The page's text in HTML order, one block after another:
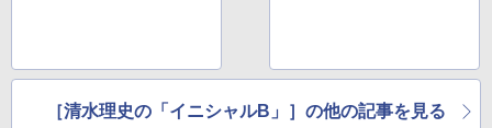
［清水理史の「イニシャルB」］の他の記事を見る